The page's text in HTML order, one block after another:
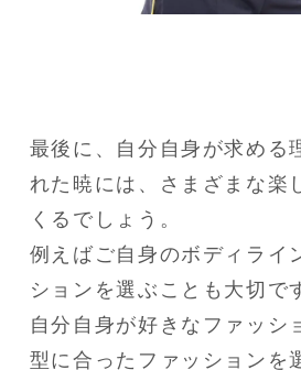
最後に、自分自身が求める
れた暁には、さまざまな楽
くるでしょう。
例えばご自身のボディライ
ションを選ぶことも大切で
自分自身が好きなファッシ
型に合ったファッションを